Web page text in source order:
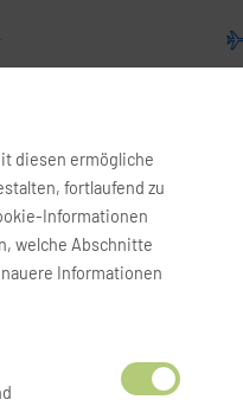
diesen ermögliche
fortlaufend zu
Informationen
welche Abschnitte
Informationen